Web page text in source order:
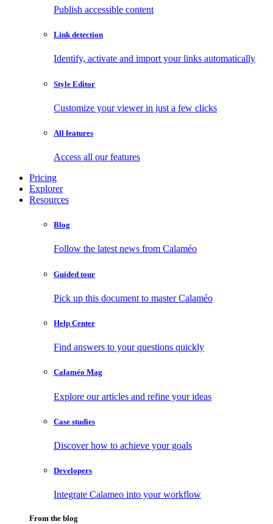
Publish accessible content
Link detection
Identify, activate and import your links automatically
Style Editor
Customize your viewer in just a few clicks
All features
Access all our features
Pricing
Explorer
Resources
Blog
Follow the latest news from Calaméo
Guided tour
Pick up this document to master Calaméo
Help Center
Find answers to your questions quickly
Calaméo Mag
Explore our articles and refine your ideas
Case studies
Discover how to achieve your goals
Developers
Integrate Calameo into your workflow
From the blog